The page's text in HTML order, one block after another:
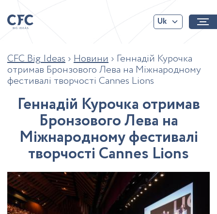
Uk
CFC Big Ideas › Новини › Геннадій Курочка
отримав Бронзового Лева на Міжнародному
фестивалі творчості Cannes Lions
Геннадій Курочка отримав
БронзовогоЛева на
Міжнародномуфестивалі
творчості Cannes Lions